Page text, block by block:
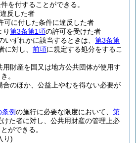
を付することができる。
反した者
可に付した条件に違反した者
り第3条第1項の許可を受けた者
いずれかに該当するときは、 第3条第
に対し、 前項に規定する処分をするこ
用財産を国又は地方公共団体が使用す
。
合のほか、公益上やむを得ない必要が
条例の施行に必要な限度において、 第
けた者に対し、公共用財産の管理上必
ができる。
り)